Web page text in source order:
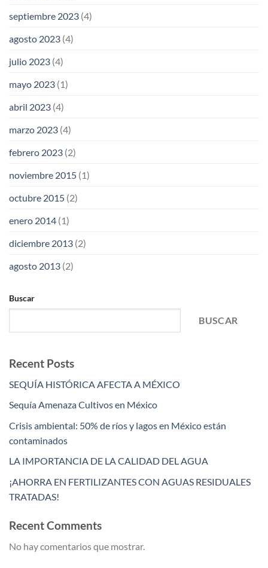
septiembre 2023 (4)
agosto 2023 (4)
julio 2023 (4)
mayo 2023 (1)
abril 2023 (4)
marzo 2023 (4)
febrero 2023 (2)
noviembre 2015 (1)
octubre 2015 (2)
enero 2014 (1)
diciembre 2013 (2)
agosto 2013 (2)
Buscar
BUSCAR
Recent Posts
SEQUÍA HISTÓRICA AFECTA A MÉXICO
Sequía Amenaza Cultivos en México
Crisis ambiental: 50% de ríos y lagos en México están
contaminados
LA IMPORTANCIA DE LA CALIDAD DEL AGUA
¡AHORRA EN FERTILIZANTES CON AGUAS RESIDUALES
TRATADAS!
Recent Comments
No hay comentarios que mostrar.